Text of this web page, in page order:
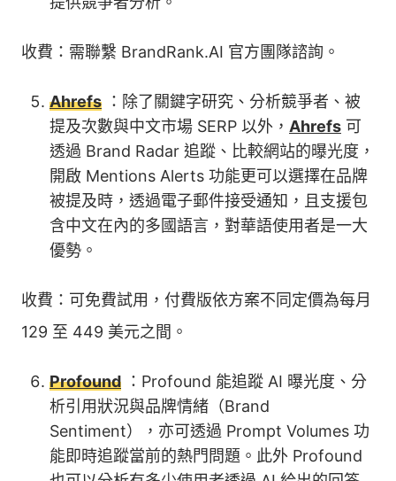
收費：需聯繫 BrandRank.AI 官方團隊諮詢。
Ahrefs ：除了關鍵字研究、分析競爭者、被
提及次數與中文市場 SERP 以外， Ahrefs 可
透過 Brand Radar 追蹤、比較網站的曝光度，
開啟 Mentions Alerts 功能更可以選擇在品牌
被提及時，透過電子郵件接受通知，且支援包
含中文在內的多國語言，對華語使用者是一大
優勢。
收費：可免費試用，付費版依方案不同定價為每月
129 至 449 美元之間。
Profound ：Profound 能追蹤 AI 曝光度、分
析引用狀況與品牌情緒（Brand
Sentiment），亦可透過 Prompt Volumes 功
能即時追蹤當前的熱門問題。此外 Profound